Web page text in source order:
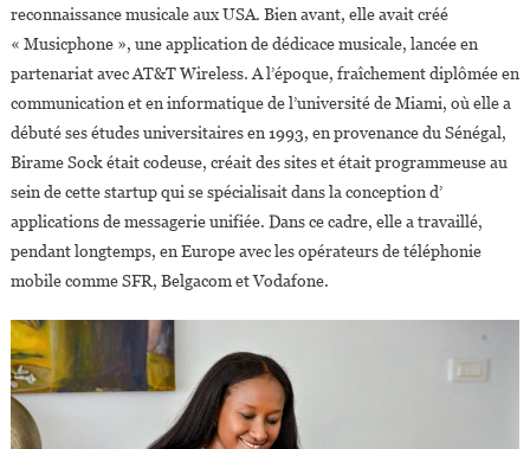
reconnaissance musicale aux USA. Bien avant, elle avait créé
« Musicphone », une application de dédicace musicale, lancée en
partenariat avec AT&T Wireless. A l’époque, fraîchement diplômée en
communication et en informatique de l’université de Miami, où elle a
débuté ses études universitaires en 1993, en provenance du Sénégal,
Birame Sock était codeuse, créait des sites et était programmeuse au
sein de cette startup qui se spécialisait dans la conception d’
applications de messagerie unifiée. Dans ce cadre, elle a travaillé,
pendant longtemps, en Europe avec les opérateurs de téléphonie
mobile comme SFR, Belgacom et Vodafone.